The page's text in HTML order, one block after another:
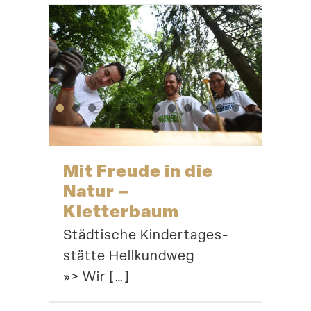
Leona Rämsch , Kita der
Evange­li­schen
Matthäuskirchengemeinde
Spielnischen!«
Viola Kleiber,Athene Lebens­
ver­si­cherung AG
Mit Freude in die
Natur –
Kletterbaum
Städtische Kinder­ta­ges­
stätte Hellkundweg
»> Wir […]